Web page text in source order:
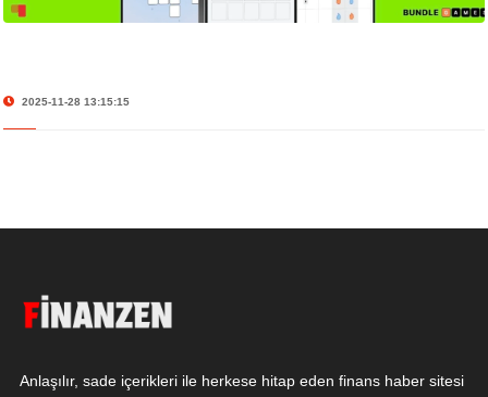
2025-11-28 13:15:15
Anlaşılır, sade içerikleri ile herkese hitap eden finans haber sitesi